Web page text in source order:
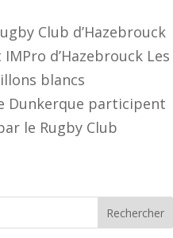
Club d’Hazebrouck
d’Hazebrouck Les
blancs
Dunkerque participent
le Rugby Club